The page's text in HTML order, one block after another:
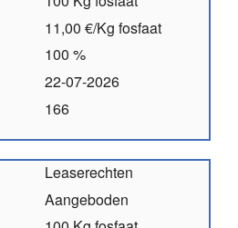
11,00 €/Kg fosfaat
100 %
22-07-2026
166
Leaserechten
Aangeboden